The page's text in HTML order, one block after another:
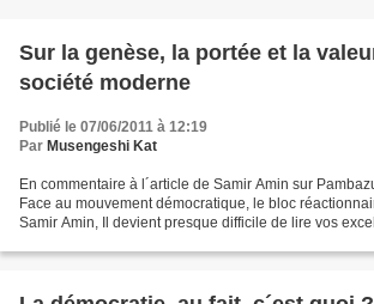
Sur la genèse, la portée et la
société moderne
Publié le 07/06/2011 à 12:19
Par Musengeshi Kat
En commentaire à l´article de Samir Amin sur
Face au mouvement démocratique, le bloc
Samir Amin, Il devient presque difficile de lire vos